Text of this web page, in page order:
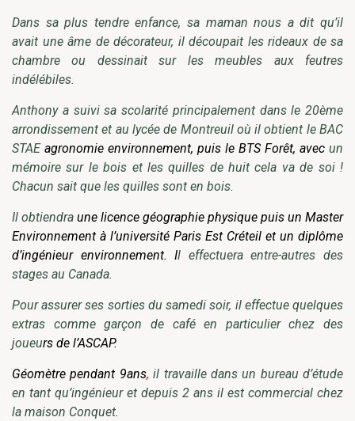
Dans sa plus tendre enfance, sa maman nous a dit qu’il
avait une âme de décorateur, il découpait les rideaux de sa
chambre ou dessinait sur les meubles aux feutres
indélébiles.
Anthony a suivi sa scolarité principalement dans le 20ème
arrondissement et au lycée de Montreuil où il obtient le BAC
STAE agronomie environnement, puis le BTS Forêt, avec un
mémoire sur le bois et les quilles de huit cela va de soi !
Chacun sait que les quilles sont en bois.
Il obtiendra une licence géographie physique puis un Master
Environnement à l’université Paris Est Créteil et un diplôme
d’ingénieur environnement. Il effectuera entre-autres des
stages au Canada.
Pour assurer ses sorties du samedi soir, il effectue quelques
extras comme garçon de café en particulier chez des
joueurs de l’ASCAP.
Géomètre pendant 9ans, il travaille dans un bureau d’étude
en tant qu’ingénieur et depuis 2 ans il est commercial chez
la maison Conquet.